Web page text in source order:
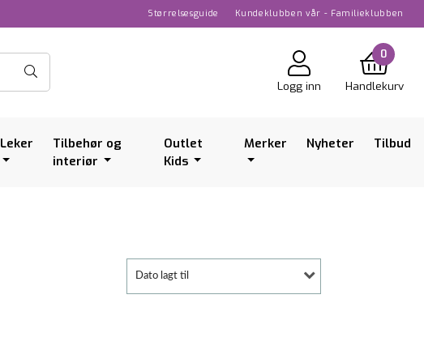
Størrelsesguide Kundeklubben vår - Familieklubben
Logg inn
0
Handlekurv
Leker
Tilbehør og
interiør
Outlet
Kids
Merker Nyheter Tilbud
Dato lagt til